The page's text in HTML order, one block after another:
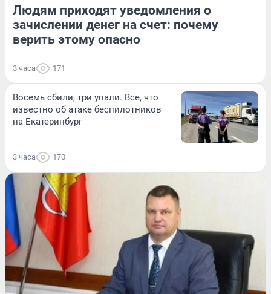
Людям приходят уведомления о
зачислении денег на счет: почему
верить этому опасно
3 часа 171
Восемь сбили, три упали. Все, что
известно об атаке беспилотников
на Екатеринбург
3 часа 170